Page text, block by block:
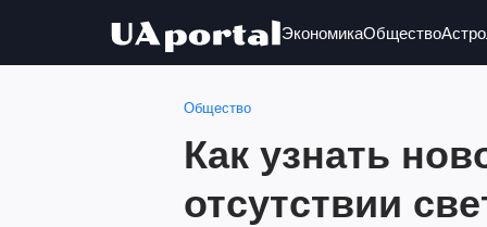
ЭкономикаОбщество
Общество
Как узнать
отсутствии